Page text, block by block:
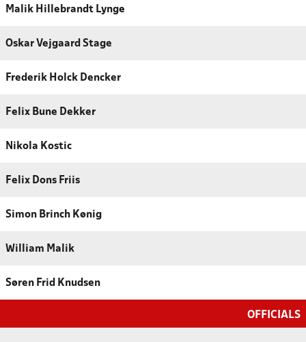
Malik Hillebrandt Lynge
Oskar Vejgaard Stage
Frederik Holck Dencker
Felix Bune Dekker
Nikola Kostic
Felix Dons Friis
Simon Brinch Kønig
William Malik
Søren Frid Knudsen
OFFICIALS